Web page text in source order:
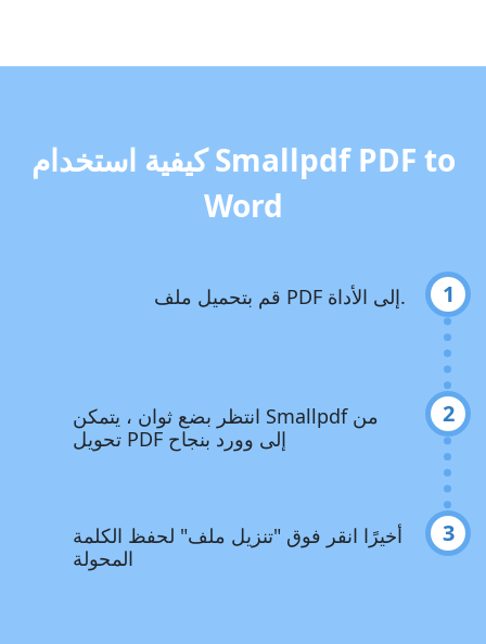
كيفية استخدام Smallpdf PDF to
Word
1 قم بتحميل ملف PDF إلى الأداة.
2
انتظر بضع ثوان ، يتمكن Smallpdf من
تحويل PDF إلى وورد بنجاح
3
أخيرًا انقر فوق "تنزيل ملف" لحفظ الكلمة
المحولة